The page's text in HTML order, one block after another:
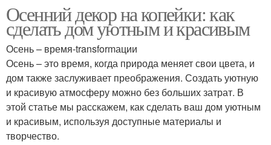
Осенний декор на копейки: как
сделать дом уютным и красивым
Осень – время-transformации
Осень – это время, когда природа меняет свои цвета, и
дом также заслуживает преображения. Создать уютную
и красивую атмосферу можно без больших затрат. В
этой статье мы расскажем, как сделать ваш дом уютным
и красивым, используя доступные материалы и
творчество.